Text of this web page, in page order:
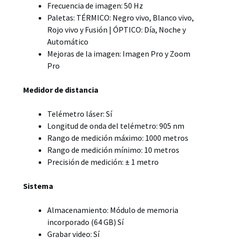
Frecuencia de imagen: 50 Hz
Paletas: TÉRMICO: Negro vivo, Blanco vivo,
Rojo vivo y Fusión | ÓPTICO: Día, Noche y
Automático
Mejoras de la imagen: Imagen Pro y Zoom
Pro
Medidor de distancia
Telémetro láser: Sí
Longitud de onda del telémetro: 905 nm
Rango de medición máximo: 1000 metros
Rango de medición mínimo: 10 metros
Precisión de medición: ± 1 metro
Sistema
Almacenamiento: Módulo de memoria
incorporado (64 GB) Sí
Grabar video: Sí